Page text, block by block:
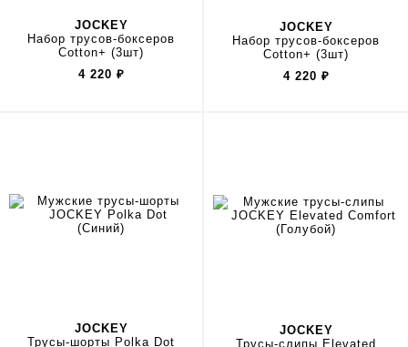
JOCKEY
Набор трусов-боксеров
Cotton+ (3шт)
4 220 ₽
JOCKEY
Набор трусов-боксеров
Cotton+ (3шт)
4 220 ₽
JOCKEY
Трусы-шорты Polka Dot
JOCKEY
Трусы-слипы Elevated